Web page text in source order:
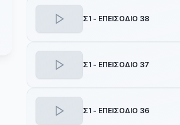
Σ1 - ΕΠΕΙΣΟΔΙΟ 38
Σ1 - ΕΠΕΙΣΟΔΙΟ 37
Σ1 - ΕΠΕΙΣΟΔΙΟ 36